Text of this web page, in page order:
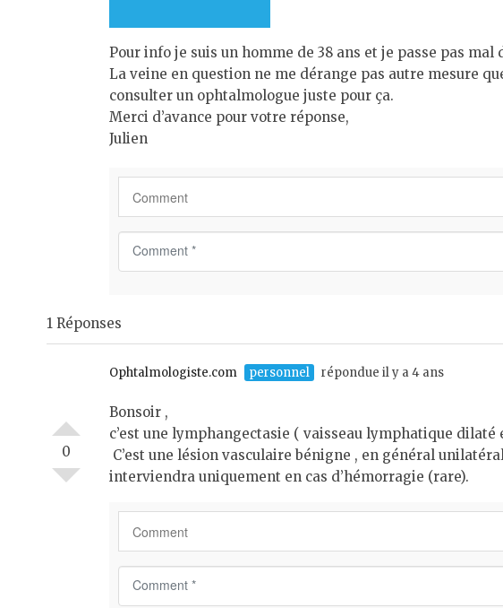
Pour info je suis un homme de 38 ans et je passe pas
La veine en question ne me dérange pas autre mesure
consulter un ophtalmologue juste pour ça.
Merci d’avance pour votre réponse,
Julien
e
n
t
1 Réponses
0
Ophtalmologiste.com personnel répondue il y a 4 ans
Bonsoir ,
c’est une lymphangectasie ( vaisseau lymphatique
C’est une lésion vasculaire bénigne , en général
interviendra uniquement en cas d’hémorragie (rare).